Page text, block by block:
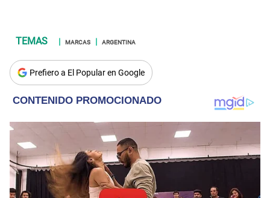
MARCAS ARGENTINA
Prefiero a El Popular en Google